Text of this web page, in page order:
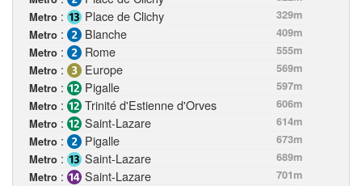
Metro : Place de Clichy
329m
Metro : Blanche
409m
Metro : Rome
555m
Metro : Europe
569m
Metro : Pigalle
597m
Metro : Trinité d'Estienne d'Orves
606m
Metro : Saint-Lazare
614m
Metro : Pigalle
673m
Metro : Saint-Lazare
689m
Metro : Saint-Lazare
701m